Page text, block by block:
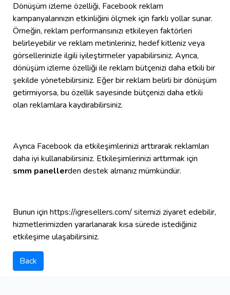
Dönüşüm izleme özelliği, Facebook reklam
kampanyalarınızın etkinliğini ölçmek için farklı yollar sunar.
Örneğin, reklam performansınızı etkileyen faktörleri
belirleyebilir ve reklam metinleriniz, hedef kitleniz veya
görsellerinizle ilgili iyileştirmeler yapabilirsiniz. Ayrıca,
dönüşüm izleme özelliği ile reklam bütçenizi daha etkili bir
şekilde yönetebilirsiniz. Eğer bir reklam belirli bir dönüşüm
getirmiyorsa, bu özellik sayesinde bütçenizi daha etkili
olan reklamlara kaydırabilirsiniz.
Ayrıca Facebook da etkileşimlerinizi arttırarak reklamları
daha iyi kullanabilirsiniz. Etkileşimlerinizi arttırmak için
smm panellerden destek almanız mümkündür.
Bunun için https://igresellers.com/ sitemizi ziyaret edebilir,
hizmetlerimizden yararlanarak kısa sürede istediğiniz
etkileşime ulaşabilirsiniz.
Back